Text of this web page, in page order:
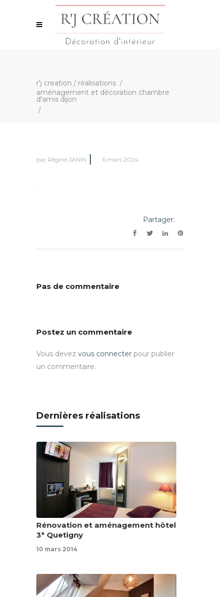
r'j creation / réalisations /
aménagement et décoration chambre
d'amis dijon
/
par Régine JANIN 6 mars 2024
Partager:
Pas de commentaire
Postez un commentaire
Vous devez vous connecter pour publier
un commentaire.
Dernières réalisations
Rénovation et aménagement hôtel
3* Quetigny
10 mars 2014